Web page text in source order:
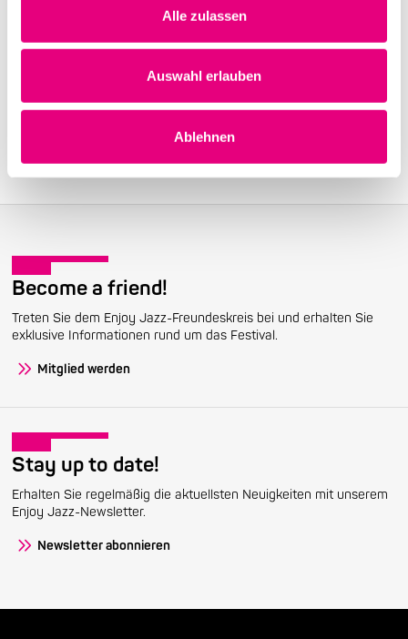
Alle zulassen
Auswahl erlauben
Ablehnen
Become a friend!
Treten Sie dem Enjoy Jazz-Freundeskreis bei und erhalten Sie
exklusive Informationen rund um das Festival.
Mitglied werden
Stay up to date!
Erhalten Sie regelmäßig die aktuellsten Neuigkeiten mit unserem
Enjoy Jazz-Newsletter.
Newsletter abonnieren